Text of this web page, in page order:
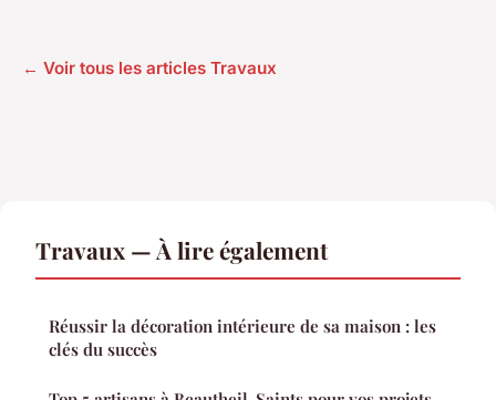
← Voir tous les articles Travaux
Travaux — À lire également
Réussir la décoration intérieure de sa maison : les
clés du succès